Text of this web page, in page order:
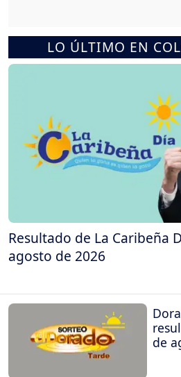
LO ÚLTIMO EN
Resultado de La Caribeña
agosto de 2026
de